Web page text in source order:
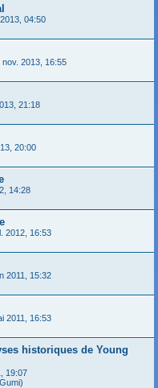
04:50
nov. 2013, 16:55
21:18
20:00
14:28
2012, 16:53
2011, 15:32
2011, 16:53
historiques de Young
19:07